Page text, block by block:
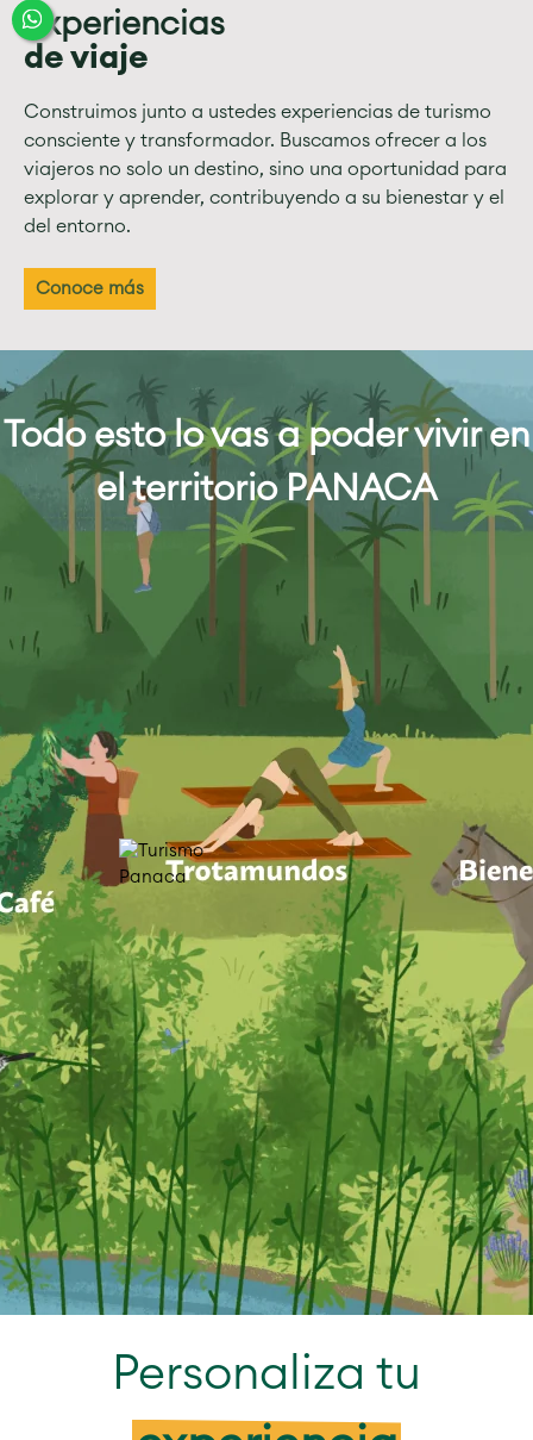
Experiencias
de viaje
Construimos junto a ustedes experiencias de turismo
consciente y transformador. Buscamos ofrecer a los
viajeros no solo un destino, sino una oportunidad para
explorar y aprender, contribuyendo a su bienestar y el
del entorno.
Conoce más
Todo esto lo vas a poder vivir en
el territorio PANACA
Personaliza tu